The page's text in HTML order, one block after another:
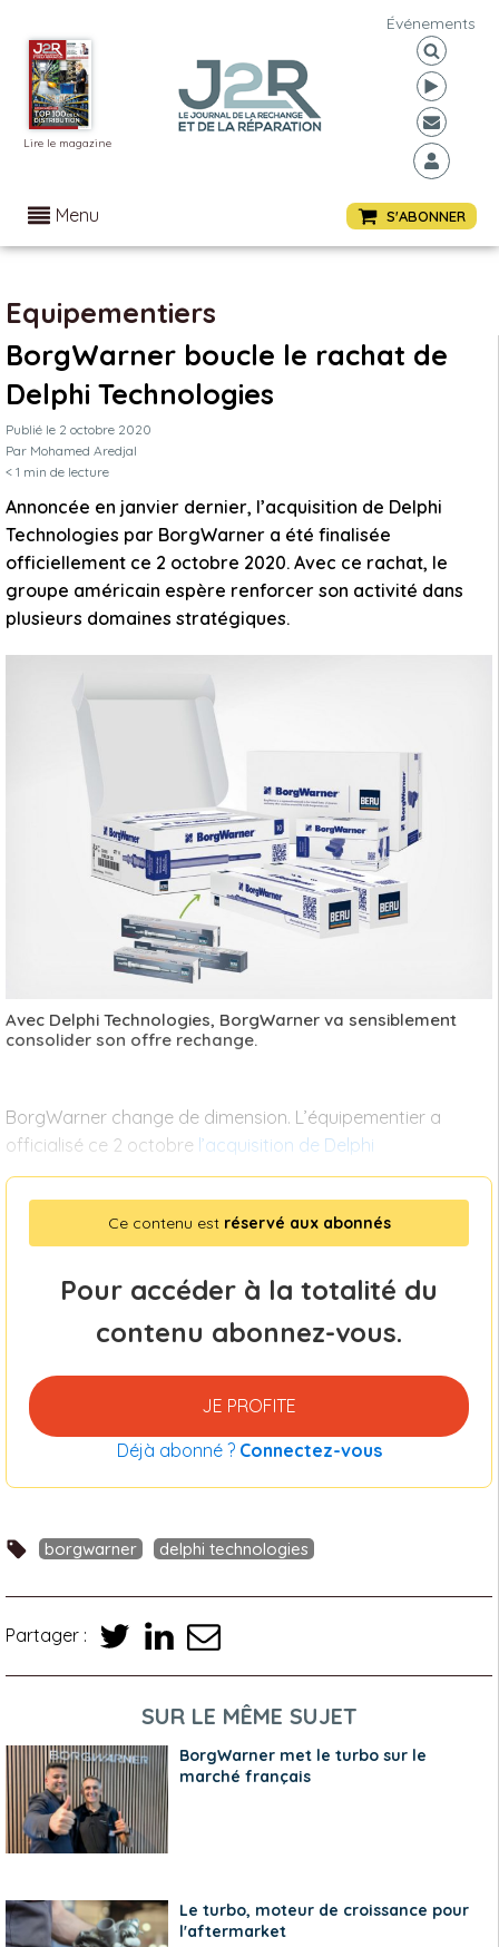
Lire le magazine
Événements
Menu S'ABONNER
Equipementiers
BorgWarner boucle le rachat de
Delphi Technologies
Publié le 2 octobre 2020
Par Mohamed Aredjal
< 1 min de lecture
Annoncée en janvier dernier, l’acquisition de Delphi
Technologies par BorgWarner a été finalisée
officiellement ce 2 octobre 2020. Avec ce rachat, le
groupe américain espère renforcer son activité dans
plusieurs domaines stratégiques.
Avec Delphi Technologies, BorgWarner va sensiblement
consolider son offre rechange.
BorgWarner change de dimension. L’équipementier a
officialisé ce 2 octobre l’acquisition de Delphi
Ce contenu est réservé aux abonnés
Pour accéder à la totalité du
contenu abonnez-vous.
JE PROFITE
Déjà abonné ? Connectez-vous
borgwarner delphi technologies
Partager :
SUR LE MÊME SUJET
BorgWarner met le turbo sur le
marché français
Le turbo, moteur de croissance pour
l'aftermarket